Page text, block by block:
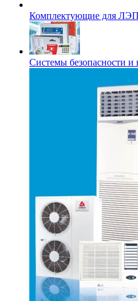
Комплектующие для ЛЭП
Системы безопасности и